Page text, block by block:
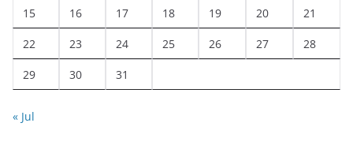
15 16 17 18 19 20 21
22 23 24 25 26 27 28
29 30 31
« Jul